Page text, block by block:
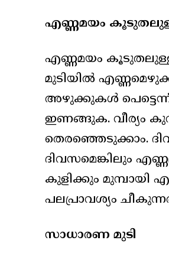
എണ്ണമയം
എണ്ണമയം കൂടുതലുള്ള
മുടിയില്‍
അഴുക്കുകള്‍
ഇണങ്ങുക. വീര്യം
തെരഞ്ഞെടുക്കാം.
ദിവസമെങ്കിലും
കുളിക്കും മുമ്പായി
പലപ്രാവശ്യം
സാധാരണ മുടി